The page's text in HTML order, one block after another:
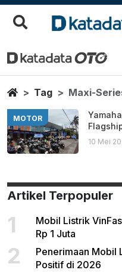
Maxi Series
Berita Terbaru
HomeTag Maxi-
MOTOR
10 Mei
Artikel Terpopuler
1
Mobil Listrik
Rp 1 Juta
2
Penerimaan Mobil
Positif di 2026